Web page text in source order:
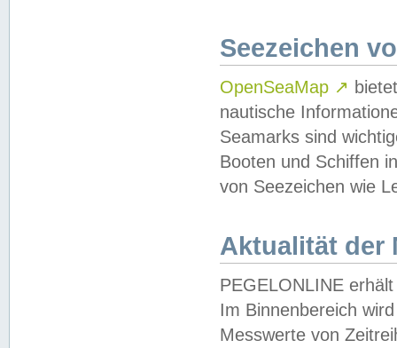
Seezeichen
OpenSeaMap ↗
nautische
Seamarks sind
Booten und Schiffen
von Seezeichen wie
Aktualität der
PEGELONLINE
Im Binnenbereich
Messwerte von